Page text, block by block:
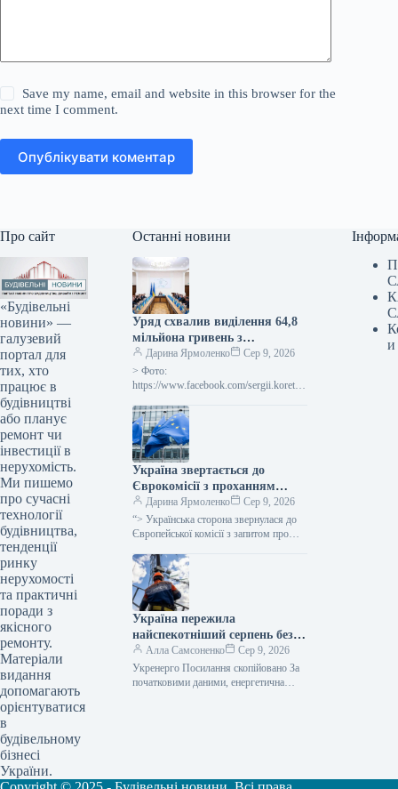
Save my name, email and website in this browser for the
next time I comment.
Опублікувати коментар
Про сайт
«Будівельні
новини» —
галузевий
портал для
тих, хто
працює в
будівництві
або планує
ремонт чи
інвестиції в
нерухомість.
Ми пишемо
про сучасні
технології
будівництва,
тенденції
ринку
нерухомості
та практичні
поради з
якісного
ремонту.
Матеріали
видання
допомагають
орієнтуватися
в
будівельному
бізнесі
України.
Останні новини
Уряд схвалив виділення 64,8
мільйона гривень з
державного бюджету для
відновлювальних робіт та
подолання наслідків війни.
Дарина Ярмоленко
Сер 9, 2026
> Фото:
https://www.facebook.com/sergii.koretsk
виділення коштів, запланованих у
державному бюджеті на 2026 рік для
фінансування регіональної політики,
з…
Україна звертається до
Єврокомісії з проханням
надати 220 мільйонів євро для
допомоги
сільськогосподарським
заблоковані порти.
Дарина Ярмоленко
Сер 9, 2026
“> Українська сторона звернулася до
Європейської комісії з запитом про
безповоротної фінансової допомоги.
Ця…
Україна пережила
найспекотніший серпень без
відключень електроенергії –
заявив Шмигаль.
Алла Самсоненко
Сер 9, 2026
Укренерго Посилання скопійовано За
початковими даними, енергетична
и